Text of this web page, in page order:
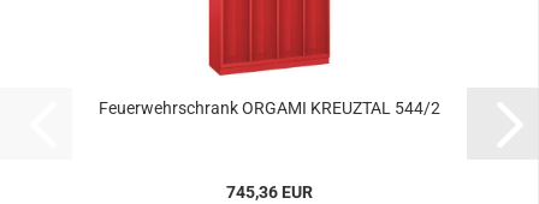
Feu­er­wehr­schrank OR­GA­MI KREUZ­TAL 544/2
745,36 EUR